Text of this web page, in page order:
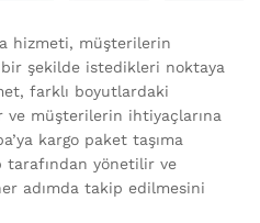
hizmeti, müşterilerin
bir şekilde istedikleri noktaya
farklı boyutlardaki
ve müşterilerin ihtiyaçlarına
kargo paket taşıma
yönetilir ve
adımda takip edilmesini